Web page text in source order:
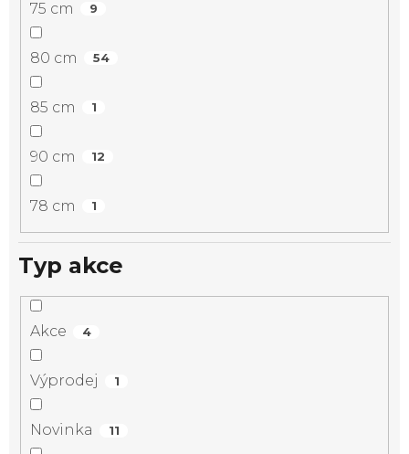
75 cm 9
80 cm 54
85 cm 1
90 cm 12
78 cm 1
Typ akce
Akce 4
Výprodej 1
Novinka 11